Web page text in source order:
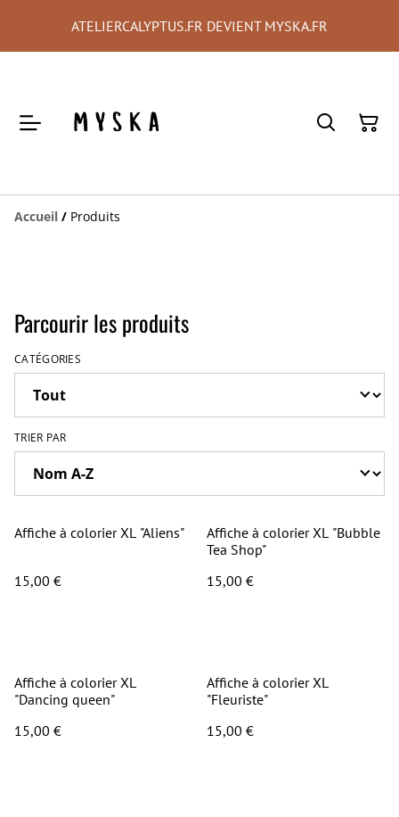
ATELIERCALYPTUS.FR DEVIENT MYSKA.FR
Accueil / Produits
Parcourir les produits
CATÉGORIES
TRIER PAR
Affiche à colorier XL "Aliens"
15,00 €
Affiche à colorier XL "Bubble
Tea Shop"
15,00 €
Affiche à colorier XL
"Dancing queen"
15,00 €
Affiche à colorier XL
"Fleuriste"
15,00 €